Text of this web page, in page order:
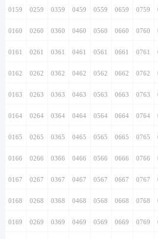
0159 0259 0359 0459 0559 0659 0759
0160 0260 0360 0460 0560 0660 0760
0161 0261 0361 0461 0561 0661 0761
0162 0262 0362 0462 0562 0662 0762
0163 0263 0363 0463 0563 0663 0763
0164 0264 0364 0464 0564 0664 0764
0165 0265 0365 0465 0565 0665 0765
0166 0266 0366 0466 0566 0666 0766
0167 0267 0367 0467 0567 0667 0767
0168 0268 0368 0468 0568 0668 0768
0169 0269 0369 0469 0569 0669 0769